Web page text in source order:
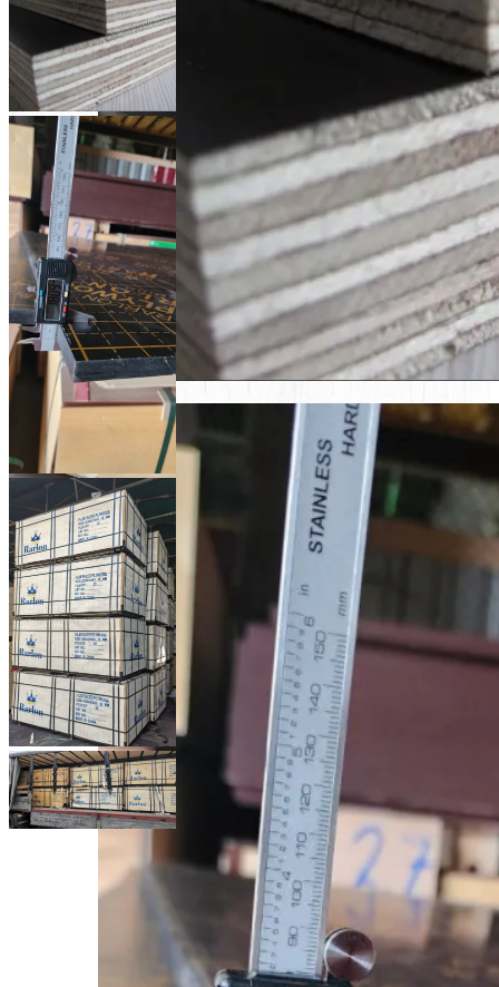
Acasa»Shop» Placaj laminat
Placaj 18mm laminat, F/F, plop,
1250*2500 mm
Placaj 15 mm laminat, F/F, mesteacan, 1250*2500 mm
1250.00MDL
Inapoi la produse
Placaj 12 mm antiderapant, F/W, 1250*2500 mm 1250.00